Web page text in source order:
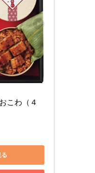
こわ（４